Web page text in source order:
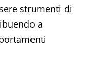
strumenti di
a